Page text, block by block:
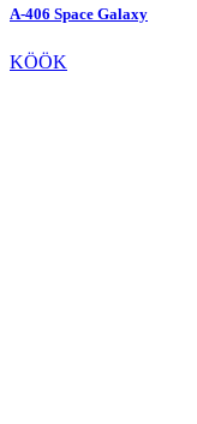
A-406 Space Galaxy
KÖÖK